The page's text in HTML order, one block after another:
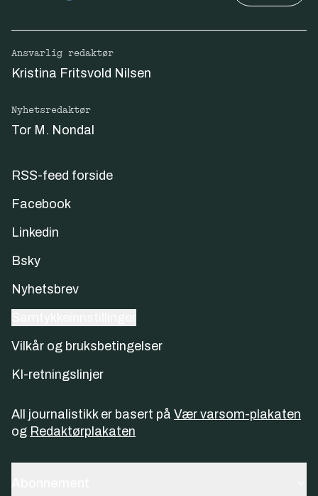
Ansvarlig redaktør
Kristina Fritsvold Nilsen
Nyhetsredaktør
Tor M. Nondal
RSS-feed forside
Facebook
Linkedin
Bsky
Nyhetsbrev
Vilkår og bruksbetingelser
KI-retningslinjer
All journalistikk er basert på Vær varsom-plakaten
og Redaktørplakaten